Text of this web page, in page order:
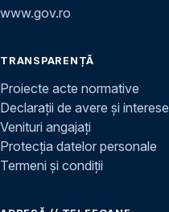
www.gov.ro
TRANSPARENȚĂ
Proiecte acte normative
Declarații de avere și interese
Venituri angajați
Protecția datelor personale
Termeni și condiții